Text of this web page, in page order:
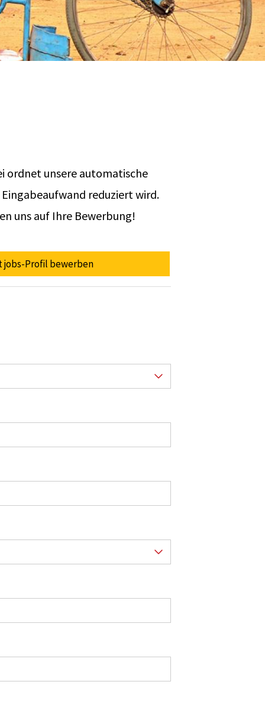
ordnet unsere automatische
reduziert wird.
uns auf Ihre Bewerbung!
jobs-Profil bewerben